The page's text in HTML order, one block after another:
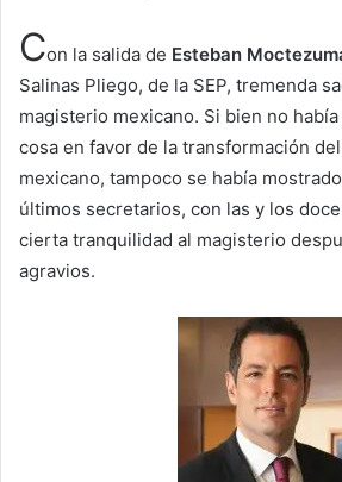
Con la salida de Esteban
Salinas Pliego, de la SEP, tremenda
magisterio mexicano. Si bien no
cosa en favor de la transformación
mexicano, tampoco se había
últimos secretarios, con las y los
cierta tranquilidad al magisterio
agravios.